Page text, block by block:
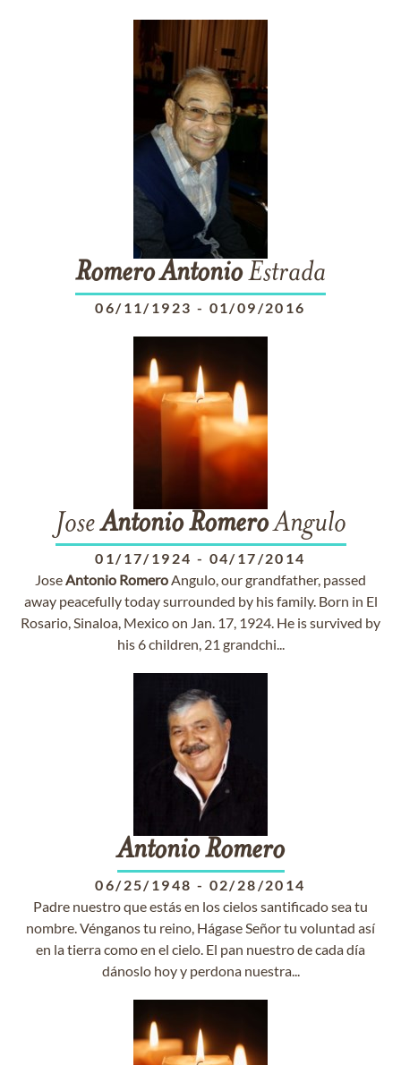
RomeroAntonioEstrada
06/11/1923 - 01/09/2016
JoseAntonio RomeroAngulo
01/17/1924 - 04/17/2014
JoseAntonio RomeroAngulo, our grandfather, passed
away peacefully today surrounded by his family. Born in El
Rosario, Sinaloa, Mexico on Jan. 17, 1924. He is survived by
his 6 children, 21 grandchi...
Antonio Romero
06/25/1948 - 02/28/2014
Padre nuestro que estás en los cielos santificado sea tu
nombre. Vénganos tu reino, Hágase Señor tu voluntad así
en la tierra como en el cielo. El pan nuestro de cada día
dánoslo hoy y perdona nuestra...